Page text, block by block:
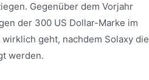
Gegenüber dem Vorjahr
der 300 US Dollar-Marke im
geht, nachdem Solaxy die
werden.